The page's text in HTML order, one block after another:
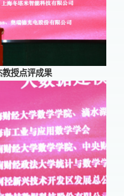
授点评成果